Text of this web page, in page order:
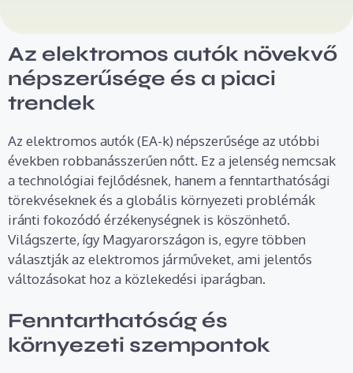
Az elektromos autók növekvő
népszerűsége és a piaci
trendek
Az elektromos autók (EA-k) népszerűsége az utóbbi
években robbanásszerűen nőtt. Ez a jelenség nemcsak
a technológiai fejlődésnek, hanem a fenntarthatósági
törekvéseknek és a globális környezeti problémák
iránti fokozódó érzékenységnek is köszönhető.
Világszerte, így Magyarországon is, egyre többen
választják az elektromos járműveket, ami jelentős
változásokat hoz a közlekedési iparágban.
Fenntarthatóság és
környezeti szempontok